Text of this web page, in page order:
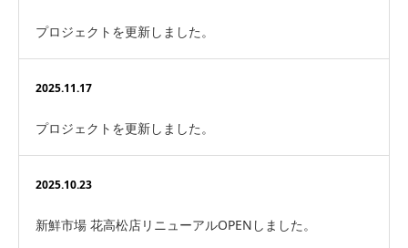
プロジェクトを更新しました。
2025.11.17
プロジェクトを更新しました。
2025.10.23
新鮮市場 花高松店リニューアルOPENしました。